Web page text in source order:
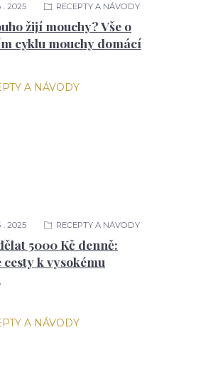
žijí mouchy? Vše o
cyklu mouchy domácí
2025 RECEPTY A NÁVODY
5000 Kč denně:
cesty k vysokému
2025 RECEPTY A NÁVODY